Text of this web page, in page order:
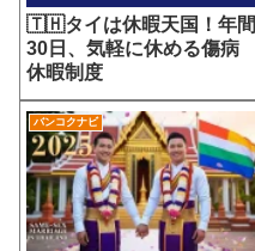
🇹🇭タイは休暇天国！年間
30日、気軽に休める傷病
休暇制度
バンコクナビ